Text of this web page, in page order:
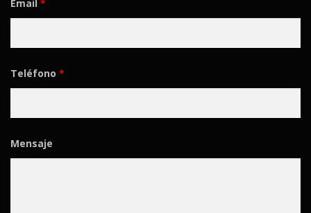
Email *
Teléfono *
Mensaje